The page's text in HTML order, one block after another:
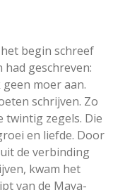
begin schreef
had geschreven:
moer aan.
schrijven. Zo
twintig zegels. Die
en liefde. Door
de verbinding
kwam het
van de Maya-